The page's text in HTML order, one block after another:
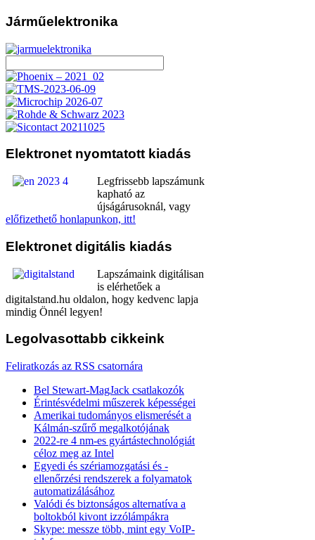
Járműelektronika
Elektronet nyomtatott kiadás
Legfrissebb lapszámunk
kapható az
újságárusoknál, vagy
előfizethető honlapunkon, itt!
Elektronet digitális kiadás
Lapszámaink digitálisan
is elérhetőek a
digitalstand.hu oldalon, hogy kedvenc lapja
mindig Önnél legyen!
Legolvasottabb cikkeink
Feliratkozás az RSS csatornára
Bel Stewart-MagJack csatlakozók
Érintésvédelmi műszerek képességei
Amerikai tudományos elismerését a
Kálmán-szűrő megalkotójának
2022-re 4 nm-es gyártástechnológiát
céloz meg az Intel
Egyedi és szériamozgatási és -
ellenőrzési rendszerek a folyamatok
automatizálásához
Valódi és biztonságos alternatíva a
boltokból kivont izzólámpákra
Skype: messze több, mint egy VoIP-